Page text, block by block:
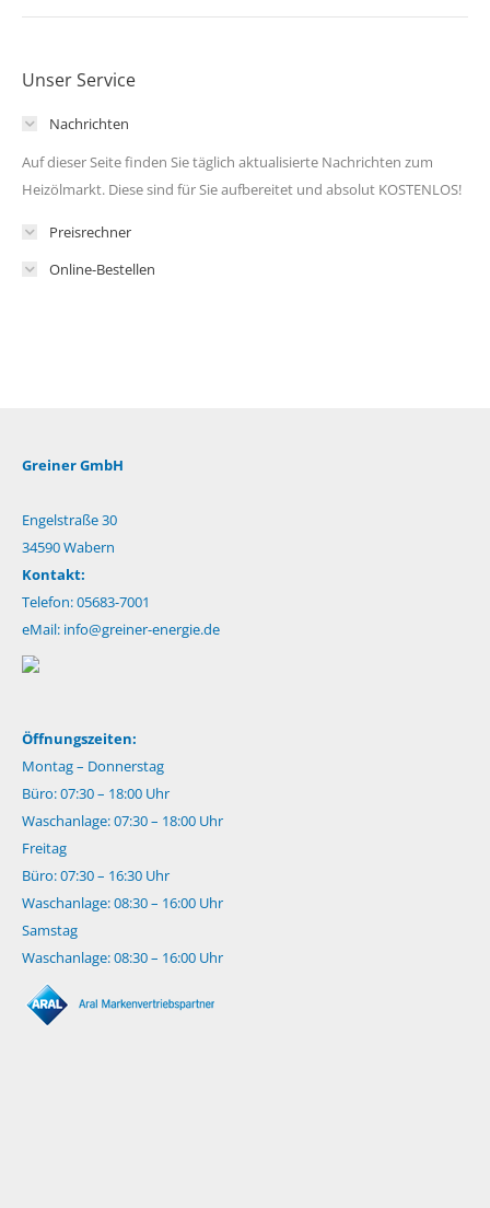
Unser Service
Nachrichten
Auf dieser Seite finden Sie täglich aktualisierte Nachrichten zum
Heizölmarkt. Diese sind für Sie aufbereitet und absolut KOSTENLOS!
Preisrechner
Online-Bestellen
Greiner GmbH
Engelstraße 30
34590 Wabern
Kontakt:
Telefon: 05683-7001
eMail: info@greiner-energie.de
Öffnungszeiten:
Montag – Donnerstag
Büro: 07:30 – 18:00 Uhr
Waschanlage: 07:30 – 18:00 Uhr
Freitag
Büro: 07:30 – 16:30 Uhr
Waschanlage: 08:30 – 16:00 Uhr
Samstag
Waschanlage: 08:30 – 16:00 Uhr